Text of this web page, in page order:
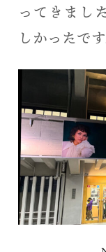
ってきまし
しかったです